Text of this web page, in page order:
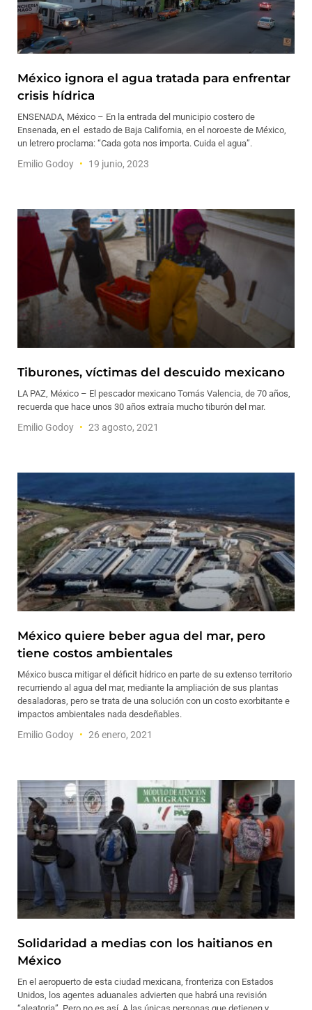
México ignora el agua tratada para enfrentar
crisis hídrica
ENSENADA, México – En la entrada del municipio costero de
Ensenada, en el estado de Baja California, en el noroeste de México,
un letrero proclama: “Cada gota nos importa. Cuida el agua”.
Emilio Godoy 19 junio, 2023
Tiburones, víctimas del descuido mexicano
LA PAZ, México – El pescador mexicano Tomás Valencia, de 70 años,
recuerda que hace unos 30 años extraía mucho tiburón del mar.
Emilio Godoy 23 agosto, 2021
México quiere beber agua del mar, pero
tiene costos ambientales
México busca mitigar el déficit hídrico en parte de su extenso territorio
recurriendo al agua del mar, mediante la ampliación de sus plantas
desaladoras, pero se trata de una solución con un costo exorbitante e
impactos ambientales nada desdeñables.
Emilio Godoy 26 enero, 2021
Solidaridad a medias con los haitianos en
México
En el aeropuerto de esta ciudad mexicana, fronteriza con Estados
Unidos, los agentes aduanales advierten que habrá una revisión